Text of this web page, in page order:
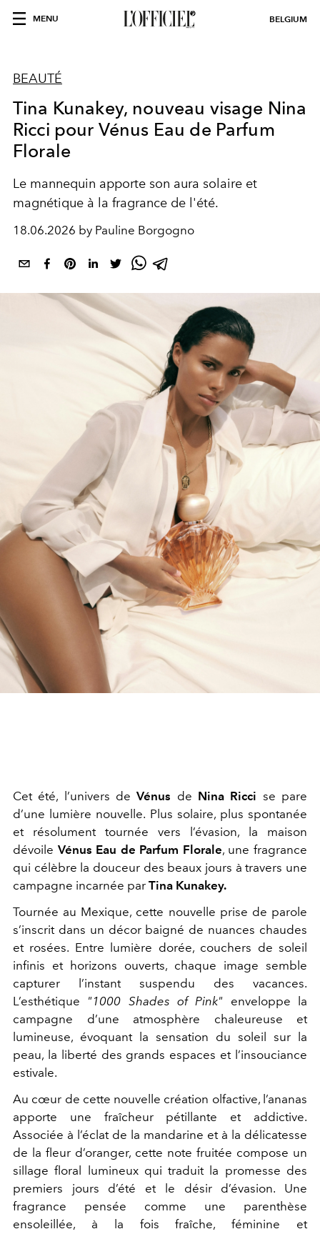
MENU BELGIUM
BEAUTÉ
Tina Kunakey, nouveau visage Nina
Ricci pour Vénus Eau de Parfum
Florale
Le mannequin apporte son aura solaire et
magnétique à la fragrance de l'été.
18.06.2026 by Pauline Borgogno
Cet été, l’univers deVénus de Nina Ricci se pare
d’une lumière nouvelle. Plus solaire, plus spontanée
et résolument tournée vers l’évasion, la maison
dévoile Vénus Eau de Parfum Florale, une fragrance
qui célèbre la douceur des beaux jours à travers une
campagne incarnée par Tina Kunakey.
Tournée au Mexique, cette nouvelle prise de parole
s’inscrit dans un décor baigné de nuances chaudes
et rosées. Entre lumière dorée, couchers de soleil
infinis et horizons ouverts, chaque image semble
capturer l’instant suspendu des vacances.
L’esthétique "1000 Shades of Pink" enveloppe la
campagne d’une atmosphère chaleureuse et
lumineuse, évoquant la sensation du soleil sur la
peau, la liberté des grands espaces et l’insouciance
estivale.
Au cœur de cette nouvelle création olfactive, l’ananas
apporte une fraîcheur pétillante et addictive.
Associée à l’éclat de la mandarine et à la délicatesse
de la fleur d’oranger, cette note fruitée compose un
sillage floral lumineux qui traduit la promesse des
premiers jours d’été et le désir d’évasion. Une
fragrance pensée comme une parenthèse
ensoleillée, à la fois fraîche, féminine et